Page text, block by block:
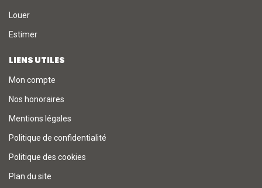
Louer
Estimer
LIENS UTILES
Mon compte
Nos honoraires
Mentions légales
Politique de confidentialité
Politique des cookies
Plan du site